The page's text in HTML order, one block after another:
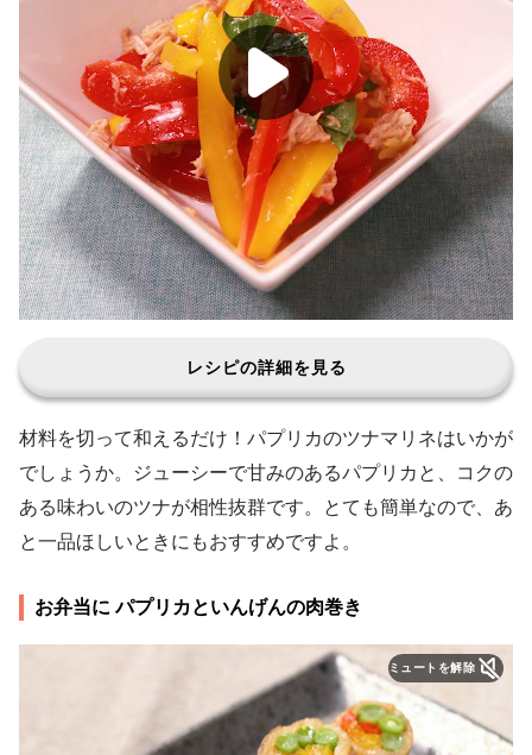
レシピの詳細を見る
材料を切って和えるだけ！パプリカのツナマリネはいかが
でしょうか。ジューシーで甘みのあるパプリカと、コクの
ある味わいのツナが相性抜群です。とても簡単なので、あ
と一品ほしいときにもおすすめですよ。
お弁当に パプリカといんげんの肉巻き
ミュートを解除